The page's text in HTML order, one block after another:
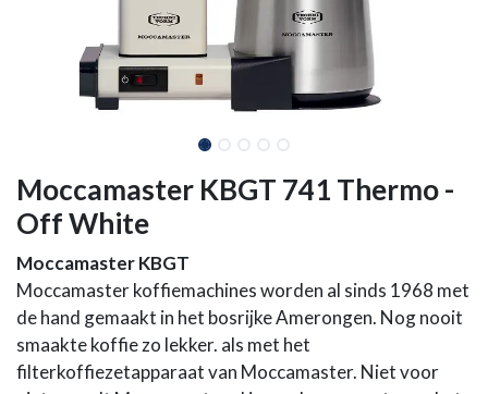
Moccamaster KBGT 741 Thermo -
Off White
Moccamaster KBGT
Moccamaster koffiemachines worden al sinds 1968 met
de hand gemaakt in het bosrijke Amerongen. Nog nooit
smaakte koffie zo lekker. als met het
filterkoffiezetapparaat van Moccamaster. Niet voor